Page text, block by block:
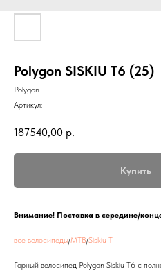
Polygon SISKIU T6 (25)
Polygon
Артикул:
187540,00 р.
Купить
Внимание! Поставка в середине/
все велосипеды/MTB/Siskiu T
Горный велосипед Polygon Siskiu T6 с